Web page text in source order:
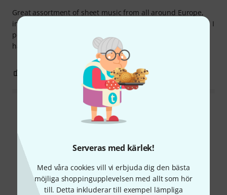
Serveras med kärlek!
Med våra cookies vill vi erbjuda dig den bästa
möjliga shoppingupplevelsen med allt som hör
till. Detta inkluderar till exempel lämpliga
Great assortment of sheet music from all around Europe,
including folk songs, national anthems, patriotic tunes, etc. I
personally like to practice using these types of music and
have been loving it.
ANMÄL RECENSION
Läs alla recensioner
Alla Onlineguide